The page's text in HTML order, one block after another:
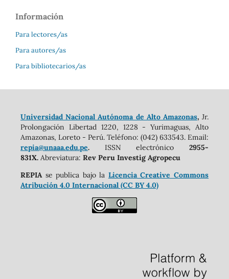
Información
Para lectores/as
Para autores/as
Para bibliotecarios/as
Universidad Nacional Autónoma de Alto Amazonas, Jr.
Prolongación Libertad 1220, 1228 - Yurimaguas, Alto
Amazonas, Loreto - Perú. Teléfono: (042) 633543. Email:
repia@unaaa.edu.pe.ISSN electrónico2955-
831X.Abreviatura: Rev Peru Investig Agropecu
REPIAse publica bajo la Licencia Creative Commons
Atribución 4.0 Internacional (CC BY 4.0)